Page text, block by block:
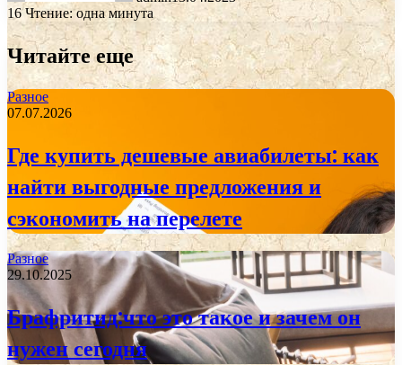
16Чтение: одна минута
Читайте еще
Разное
07.07.2026
Где купить дешевые авиабилеты: как
найти выгодные предложения и
сэкономить на перелете
Разное
29.10.2025
Брафритид:что это такое и зачем он
нужен сегодня